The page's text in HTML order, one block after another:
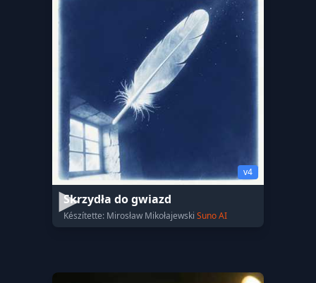
v4
Skrzydła do gwiazd
Készítette: Mirosław Mikołajewski Suno AI